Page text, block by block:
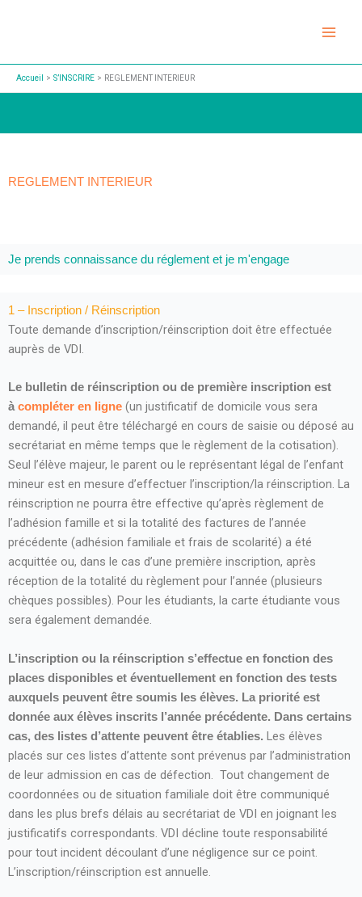
Accueil S’INSCRIRE REGLEMENT INTERIEUR
REGLEMENT INTERIEUR
Je prends connaissance du réglement et je m'engage
1 – Inscription / Réinscription
Toute demande d’inscription/réinscription doit être effectuée
auprès de VDI.
Le bulletin de réinscription ou de première inscription est
àcompléter en ligne (un justificatif de domicile vous sera
demandé, il peut être téléchargé en cours de saisie ou déposé au
secrétariat en même temps que le règlement de la cotisation).
Seul l’élève majeur, le parent ou le représentant légal de l’enfant
mineur est en mesure d’effectuer l’inscription/la réinscription. La
réinscription ne pourra être effective qu’après règlement de
l’adhésion famille et si la totalité des factures de l’année
précédente (adhésion familiale et frais de scolarité) a été
acquittée ou, dans le cas d’une première inscription, après
réception de la totalité du règlement pour l’année (plusieurs
chèques possibles). Pour les étudiants, la carte étudiante vous
sera également demandée.
L’inscription ou la réinscription s’effectue en fonction des
places disponibles et éventuellement en fonction des tests
auxquels peuvent être soumis les élèves. La priorité est
donnée aux élèves inscrits l’année précédente. Dans certains
cas, des listes d’attente peuvent être établies. Les élèves
placés sur ces listes d’attente sont prévenus par l’administration
de leur admission en cas de défection. Tout changement de
coordonnées ou de situation familiale doit être communiqué
dans les plus brefs délais au secrétariat de VDI en joignant les
justificatifs correspondants. VDI décline toute responsabilité
pour tout incident découlant d’une négligence sur ce point.
L’inscription/réinscription est annuelle.